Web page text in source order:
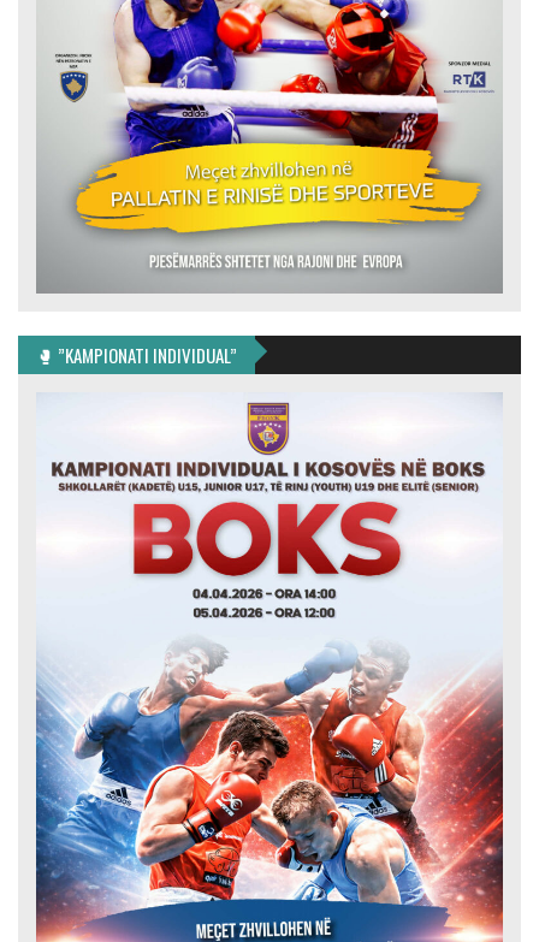
🥊 ”KAMPIONATI INDIVIDUAL”